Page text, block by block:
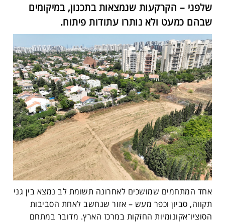
שלפני – הקרקעות שנמצאות בתכנון, במיקומים
שבהם כמעט ולא נותרו עתודות פיתוח.
אחד המתחמים שמושכים לאחרונה תשומת לב נמצא בין גני
תקווה, סביון וכפר מעש – אזור שנחשב לאחת הסביבות
הסוציו־אקונומיות החזקות במרכז הארץ. מדובר במתחם